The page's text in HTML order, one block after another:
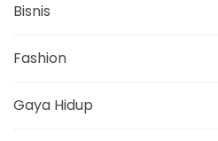
Bisnis
Fashion
Gaya Hidup